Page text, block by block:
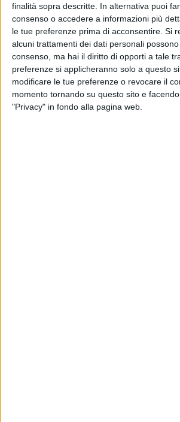
finalità sopra descritte. In alternativa puoi
consenso o accedere a informazioni più
le tue preferenze prima di acconsentire. Si
alcuni trattamenti dei dati personali
consenso, ma hai il diritto di opporti a tale
preferenze si applicheranno solo a questo
modificare le tue preferenze o revocare il
momento tornando su questo sito e
"Privacy" in fondo alla pagina web.
Alcuni passaggi di questo album
influenzati dalle tue esperienze
“In maniera diretta non lo so, ma
porta un’influenza. Sicuramente
grande evento televisivo e portarlo
solco musicale mi ha messo nella
trovare carica ed entusiasmo,